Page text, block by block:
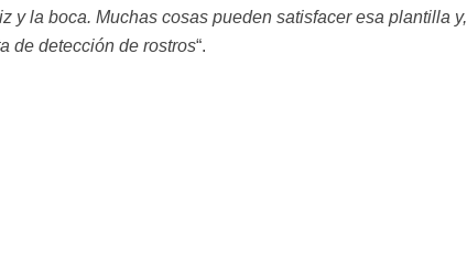
y la boca. Muchas cosas pueden satisfacer esa plantilla y,
de detección de rostros“.